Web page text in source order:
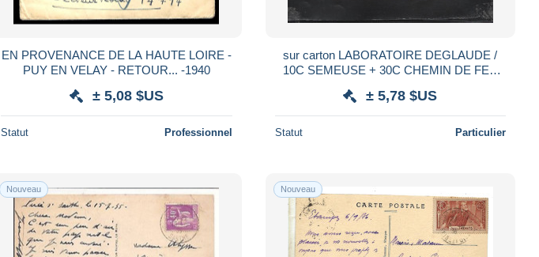
EN PROVENANCE DE LA HAUTE LOIRE -
PUY EN VELAY - RETOUR... -1940
± 5,08 $US
Statut Professionnel
sur carton LABORATOIRE DEGLAUDE /
10C SEMEUSE + 30C CHEMIN DE FER
± 5,78 $US
Statut Particulier
Nouveau Nouveau